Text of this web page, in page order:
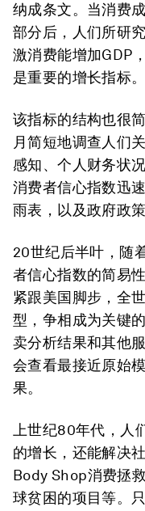
纳成条文。当消费
部分后，人们所研
激消费能增加GDP
是重要的增长指标。
该指标的结构也很
月简短地调查人们
感知、个人财务状
消费者信心指数迅
雨表，以及政府政
20世纪后半叶，随
者信心指数的简易
紧跟美国脚步，全
型，争相成为关键
卖分析结果和其他
会查看最接近原始
果。
上世纪80年代，人
的增长，还能解决
Body Shop消费拯
球贫困的项目等。